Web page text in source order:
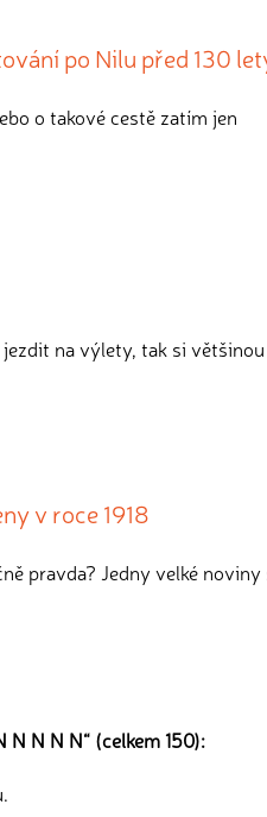
po Nilu před 130
o takové cestě zatím jen
na výlety, tak si
v roce 1918
pravda? Jedny velké noviny
N N N N“ (celkem 150):